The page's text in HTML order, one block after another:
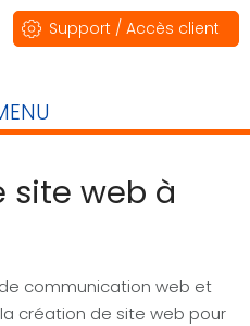
Support / Accès client
site web à
communication web et
création de site web pour